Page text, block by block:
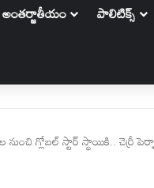
అంతర్జాతీయం పాలిటిక్స్‌
గ్లోబల్ స్టార్ స్థాయికి.. చెర్రీ